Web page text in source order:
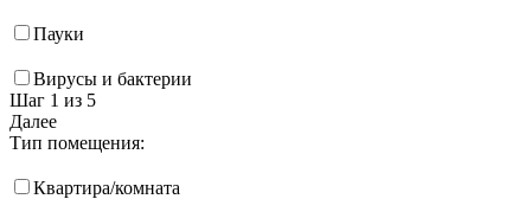
Пауки
Вирусы и бактерии
Шаг 1 из 5
Далее
Тип помещения:
Квартира/комната